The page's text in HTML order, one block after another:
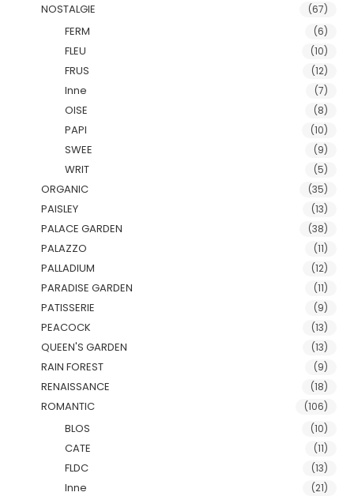
NOSTALGIE (67)
FERM (6)
FLEU (10)
FRUS (12)
Inne (7)
OISE (8)
PAPI (10)
SWEE (9)
WRIT (5)
ORGANIC (35)
PAISLEY (13)
PALACE GARDEN (38)
PALAZZO (11)
PALLADIUM (12)
PARADISE GARDEN (11)
PATISSERIE (9)
PEACOCK (13)
QUEEN'S GARDEN (13)
RAIN FOREST (9)
RENAISSANCE (18)
ROMANTIC (106)
BLOS (10)
CATE (11)
FLDC (13)
Inne (21)